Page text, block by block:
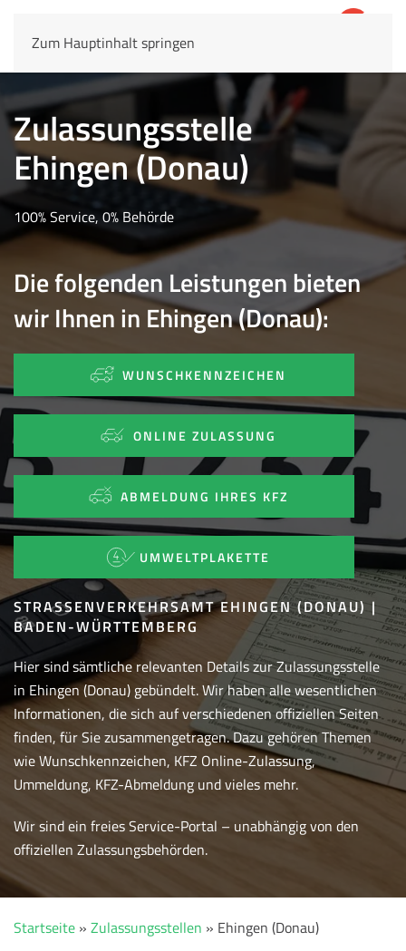
Zum Hauptinhalt springen
Zulassungsstelle
Ehingen (Donau)
100% Service, 0% Behörde
Die folgenden Leistungen bieten
wir Ihnen in Ehingen (Donau):
WUNSCHKENNZEICHEN
ONLINE ZULASSUNG
ABMELDUNG IHRES KFZ
UMWELTPLAKETTE
STRASSENVERKEHRSAMT EHINGEN (DONAU) | B
ADEN-WÜRTTEMBERG
Hier sind sämtliche relevanten Details zur Zulassungsstelle
in Ehingen (Donau) gebündelt. Wir haben alle wesentlichen
Informationen, die sich auf verschiedenen offiziellen Seiten
finden, für Sie zusammengetragen. Dazu gehören Themen
wie Wunschkennzeichen, KFZ Online-Zulassung,
Ummeldung, KFZ-Abmeldung und vieles mehr.
Wir sind ein freies Service-Portal – unabhängig von den
offiziellen Zulassungsbehörden.
Startseite » Zulassungsstellen » Ehingen (Donau)